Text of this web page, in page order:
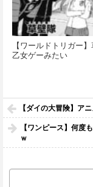
【ワールドトリガー
乙女ゲーみたい
【ダイの大冒険】ア
【ワンピース】何度
ｗ